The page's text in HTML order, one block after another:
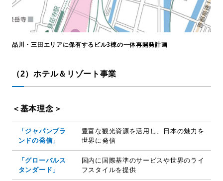
品川・三田エリアに保有するビル3棟の一体再開発計画
（2）ホテル＆リゾート事業
＜基本理念＞
「ジャパンブラ
ンドの発信」
豊富な観光資源を活用し、日本の魅力を
世界に発信
「グローバルス
タンダード」
国内に国際基準のサービスや世界のライ
フスタイルを提供